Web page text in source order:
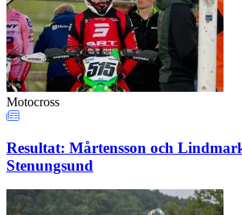
Motocross
Resultat: Mårtensson och
Stenungsund